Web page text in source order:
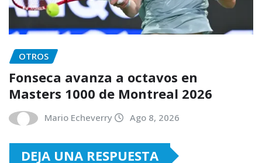
OTROS
Fonseca avanza a octavos en
Masters 1000 de Montreal 2026
Mario Echeverry Ago 8, 2026
DEJA UNA RESPUESTA